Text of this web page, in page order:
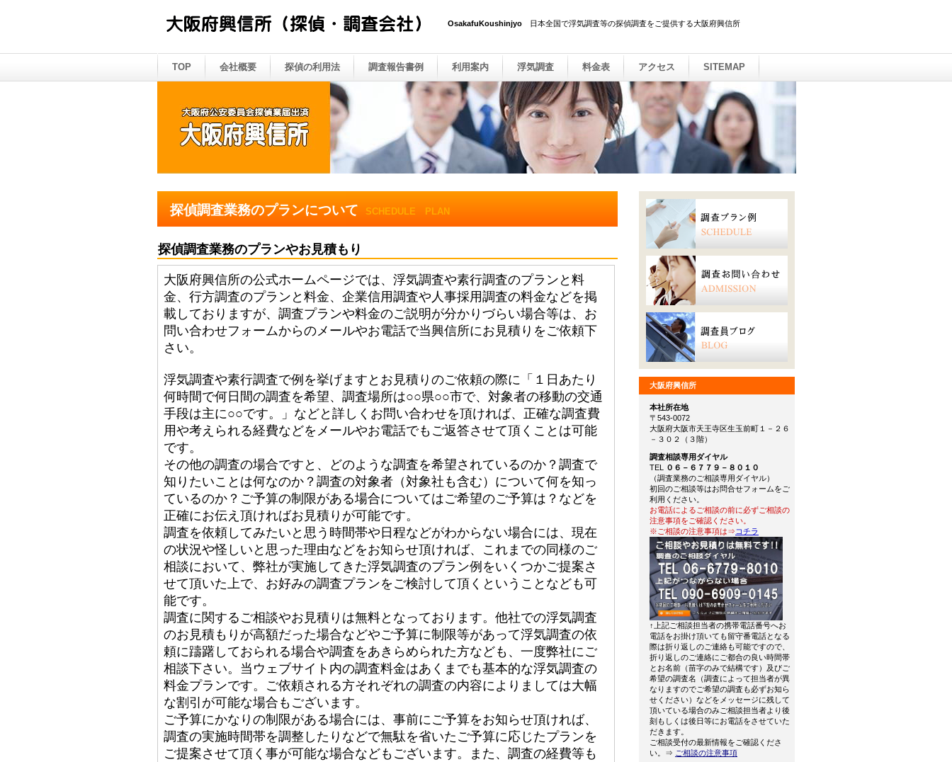
OsakafuKoushinjyo 日本全国で浮気調査等の探偵調査をご提供する大阪府興信所
探偵調査業務のプランについて SCHEDULE PLAN
探偵調査業務のプランやお見積もり
大阪府興信所の公式ホームページでは、浮気調査や素行調査のプランと料
金、行方調査のプランと料金、企業信用調査や人事採用調査の料金などを掲
載しておりますが、調査プランや料金のご説明が分かりづらい場合等は、お
問い合わせフォームからのメールやお電話で当興信所にお見積りをご依頼下
さい。
浮気調査や素行調査で例を挙げますとお見積りのご依頼の際に「１日あたり
何時間で何日間の調査を希望、調査場所は○○県○○市で、対象者の移動の交通
手段は主に○○です。」などと詳しくお問い合わせを頂ければ、正確な調査費
用や考えられる経費などをメールやお電話でもご返答させて頂くことは可能
です。
その他の調査の場合ですと、どのような調査を希望されているのか？調査で
知りたいことは何なのか？調査の対象者（対象社も含む）について何を知っ
ているのか？ご予算の制限がある場合についてはご希望のご予算は？などを
正確にお伝え頂ければお見積りが可能です。
調査を依頼してみたいと思う時間帯や日程などがわからない場合には、現在
の状況や怪しいと思った理由などをお知らせ頂ければ、これまでの同様のご
相談において、弊社が実施してきた浮気調査のプラン例をいくつかご提案さ
せて頂いた上で、お好みの調査プランをご検討して頂くということなども可
能です。
調査に関するご相談やお見積りは無料となっております。他社での浮気調査
のお見積もりが高額だった場合などやご予算に制限等があって浮気調査の依
頼に躊躇しておられる場合や調査をあきらめられた方なども、一度弊社にご
相談下さい。当ウェブサイト内の調査料金はあくまでも基本的な浮気調査の
料金プランです。ご依頼される方それぞれの調査の内容によりましては大幅
な割引が可能な場合もございます。
ご予算にかなりの制限がある場合には、事前にご予算をお知らせ頂ければ、
調査の実施時間帯を調整したりなどで無駄を省いたご予算に応じたプランを
ご提案させて頂く事が可能な場合などもございます。また、調査の経費等も
TOP 会社概要 探偵の利用法 調査報告書例 利用案内 浮気調査 料金表 アクセス SITEMAP
大阪府興信所
本社所在地
〒543-0072
大阪府大阪市天王寺区生玉前町１－２６
－３０２（３階）
調査相談専用ダイヤル
TEL
０６－６７７９－８０１０
（調査業務のご相談専用ダイヤル）
初回のご相談等はお問合せフォームをご
利用ください。
お電話によるご相談の前に必ずご相談の
注意事項をご確認ください。
※ご相談の注意事項は⇒ コチラ
↑上記ご相談担当者の携帯電話番号へお
電話をお掛け頂いても留守番電話となる
際は折り返しのご連絡も可能ですので、
折り返しのご連絡にご都合の良い時間帯
とお名前（苗字のみで結構です）及びご
希望の調査名（調査によって担当者が異
なりますのでご希望の調査も必ずお知ら
せください）などをメッセージに残して
頂いている場合のみご相談担当者より後
刻もしくは後日等にお電話をさせていた
だきます。
ご相談受付の最新情報をご確認くださ
い。⇒ ご相談の注意事項